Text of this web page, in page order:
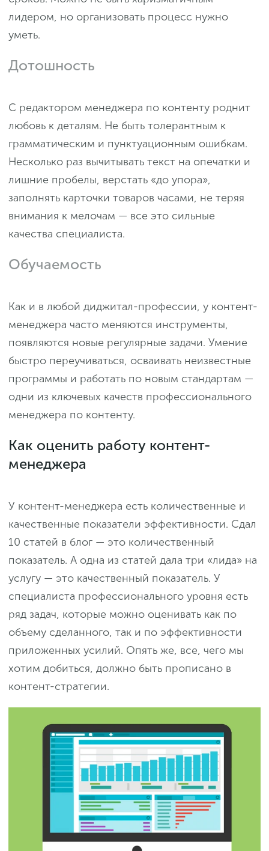
лидером, но организовать процесс нужно
уметь.
Дотошность
С редактором менеджера по контенту роднит
любовь к деталям. Не быть толерантным к
грамматическим и пунктуационным ошибкам.
Несколько раз вычитывать текст на опечатки и
лишние пробелы, верстать «до упора»,
заполнять карточки товаров часами, не теряя
внимания к мелочам — все это сильные
качества специалиста.
Обучаемость
Как и в любой диджитал-профессии, у контент-
менеджера часто меняются инструменты,
появляются новые регулярные задачи. Умение
быстро переучиваться, осваивать неизвестные
программы и работать по новым стандартам —
одни из ключевых качеств профессионального
менеджера по контенту.
Как оценить работу контент-
менеджера
У контент-менеджера есть количественные и
качественные показатели эффективности. Сдал
10 статей в блог — это количественный
показатель. А одна из статей дала три «лида» на
услугу — это качественный показатель. У
специалиста профессионального уровня есть
ряд задач, которые можно оценивать как по
объему сделанного, так и по эффективности
приложенных усилий. Опять же, все, чего мы
хотим добиться, должно быть прописано в
контент-стратегии.